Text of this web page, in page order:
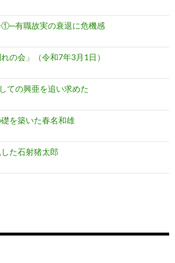
①─有職故実の衰退に危機感
の会」（令和7年3月1日）
ての興亜を追い求めた
を築いた春名和雄
た石射猪太郎